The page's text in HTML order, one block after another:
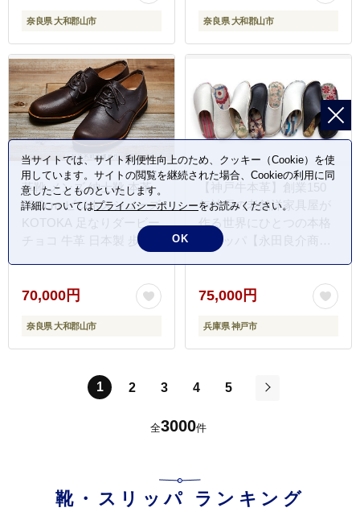
奈良県 大和郡山市 奈良県 大和郡山市
革靴 メンズ 紳士靴 本革
26.0cm ビジネスシューズ
KOTOKA 足なりダービー
チョコ 牛革 日本製 歩き
広 職人仕立て 大和郡山市
70,000円
奈良県 大和郡山市
【神戸牛本革】創業150
年神戸の老舗洋家具屋が
作る世界にひとつの本格
スリッパ【永田良介商
75,000円
兵庫県 神戸市
1 2 3 4
5
全3000件
靴・スリッパ ランキング
当サイトでは、サイト利便性向上のため、クッキー（Cookie）を使
用しています。サイトの閲覧を継続された場合、Cookieの利用に同
意したことものといたします。
詳細についてはプライバシーポリシーをお読みください。
OK